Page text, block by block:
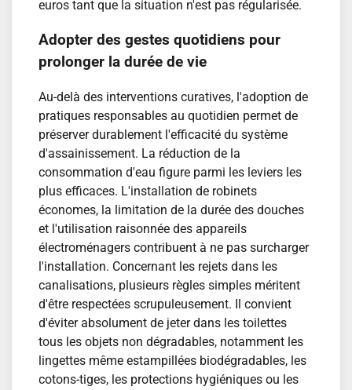
euros tant que la situation n'est pas régularisée.
Adopter des gestes quotidiens pour
prolonger la durée de vie
Au-delà des interventions curatives, l'adoption de
pratiques responsables au quotidien permet de
préserver durablement l'efficacité du système
d'assainissement. La réduction de la
consommation d'eau figure parmi les leviers les
plus efficaces. L'installation de robinets
économes, la limitation de la durée des douches
et l'utilisation raisonnée des appareils
électroménagers contribuent à ne pas surcharger
l'installation. Concernant les rejets dans les
canalisations, plusieurs règles simples méritent
d'être respectées scrupuleusement. Il convient
d'éviter absolument de jeter dans les toilettes
tous les objets non dégradables, notamment les
lingettes même estampillées biodégradables, les
cotons-tiges, les protections hygiéniques ou les